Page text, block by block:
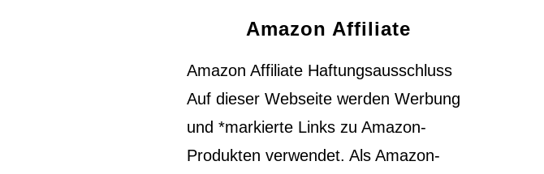
Amazon Affiliate
Amazon Affiliate Haftungsausschluss
Auf dieser Webseite werden Werbung
und *markierte Links zu Amazon-
Produkten verwendet. Als Amazon-